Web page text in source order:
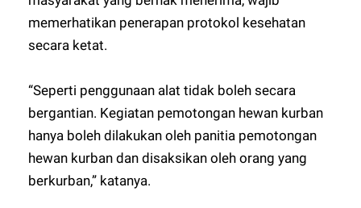
memerhatikan penerapan protokol kesehatan
secara ketat.
“Seperti penggunaan alat tidak boleh secara
bergantian. Kegiatan pemotongan hewan kurban
hanya boleh dilakukan oleh panitia pemotongan
hewan kurban dan disaksikan oleh orang yang
berkurban,” katanya.